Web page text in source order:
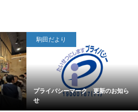
駒田だより
プライバシーマーク 更新のお知ら
せ